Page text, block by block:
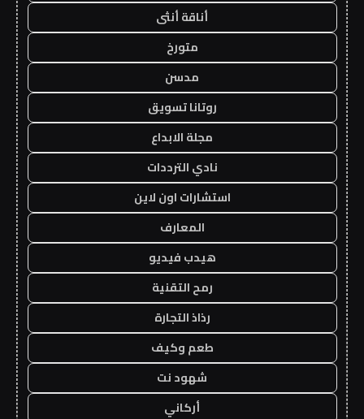
أناقة أنثى
متورخ
مدسن
روتانا تسويق
مجلة الابداع
نادي الترددات
استشارات اون لاين
المعارف
هيدب فيديو
رمح التقنية
رذاذ التجارة
طعم وكيف
شهود نت
أركاني